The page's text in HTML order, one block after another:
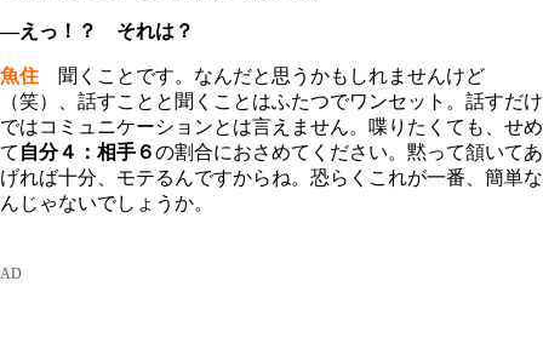
―えっ！？ それは？
魚住 聞くことです。なんだと思うかもしれませんけど
（笑）、話すことと聞くことはふたつでワンセット。話すだけ
ではコミュニケーションとは言えません。喋りたくても、せめ
て 自分４：相手６の割合におさめてください。黙って頷いてあ
げれば十分、モテるんですからね。恐らくこれが一番、簡単な
んじゃないでしょうか。